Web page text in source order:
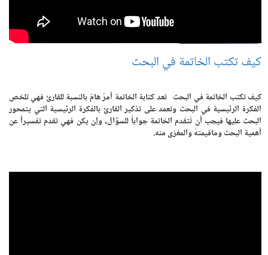
كيف تكتب الخاتمة في البحث
كيف تكتب الخاتمة في البحث تعد كتابة الخاتمة أمرٌ هامٌ بالنسبة للقارئ فهي تلخص
الفكرة الرئيسية في البحث وتعمد على تذكير القارئ بالفكرة الرئيسية التي يتمحور
البحث عليها فيجب أن تُتقدم الخاتمة جواباً للسؤال، وإن يكن فهي تقدم تفسيراً عن
أهمية البحث وماقيمتهُ والمغزى منه.